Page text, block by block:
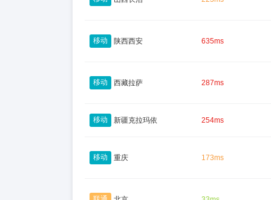
移动 陕西西安 635ms
移动 西藏拉萨 287ms
移动 新疆克拉玛依 254ms
移动 重庆 173ms